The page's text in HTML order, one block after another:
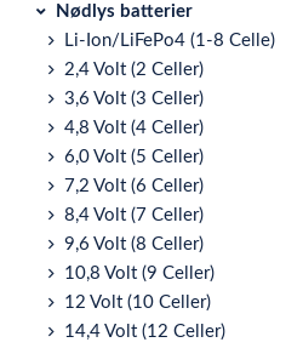
Nødlys batterier
Li-Ion/LiFePo4 (1-8 Celle)
2,4 Volt (2 Celler)
3,6 Volt (3 Celler)
4,8 Volt (4 Celler)
6,0 Volt (5 Celler)
7,2 Volt (6 Celler)
8,4 Volt (7 Celler)
9,6 Volt (8 Celler)
10,8 Volt (9 Celler)
12 Volt (10 Celler)
14,4 Volt (12 Celler)